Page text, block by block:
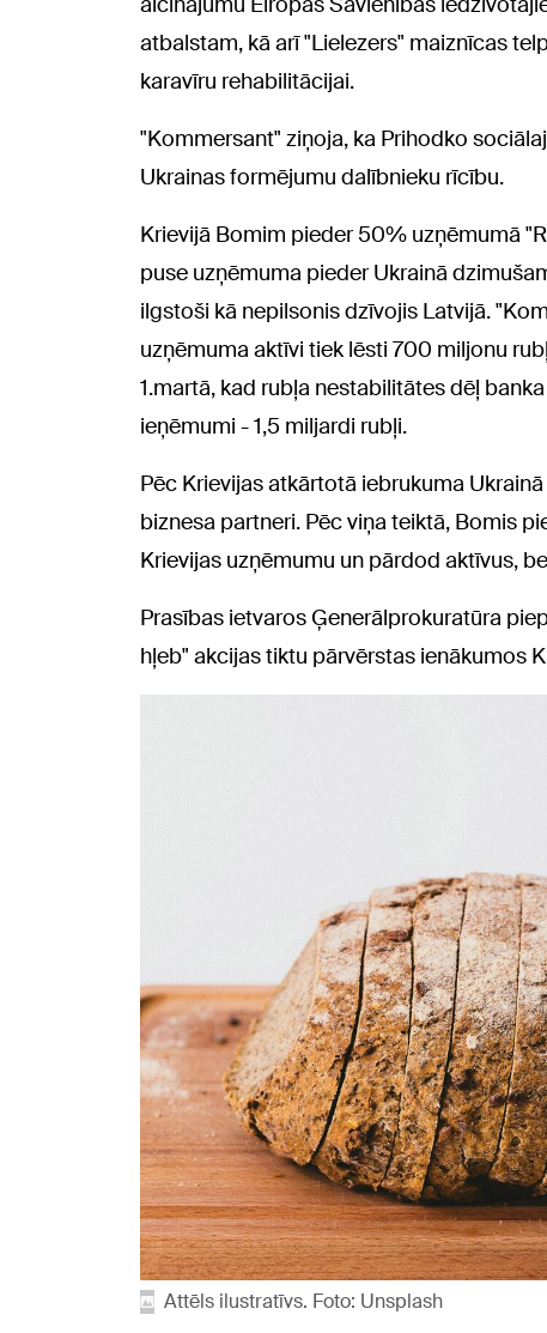
atbalstam, kā arī "Lielezers" maiznīcas
karavīru rehabilitācijai.
"Kommersant" ziņoja, ka Prihodko
Ukrainas formējumu dalībnieku rīcību.
Krievijā Bomim pieder 50% uzņēmumā
puse uzņēmuma pieder Ukrainā
ilgstoši kā nepilsonis dzīvojis Latvijā.
uzņēmuma aktīvi tiek lēsti 700 miljonu
1.martā, kad rubļa nestabilitātes dēļ
ieņēmumi - 1,5 miljardi rubļi.
Pēc Krievijas atkārtotā iebrukuma
biznesa partneri. Pēc viņa teiktā, Bomis
Krievijas uzņēmumu un pārdod aktīvus,
Prasības ietvaros Ģenerālprokuratūra
hļeb" akcijas tiktu pārvērstas ienākumos
Attēls ilustratīvs. Foto: Unsplash